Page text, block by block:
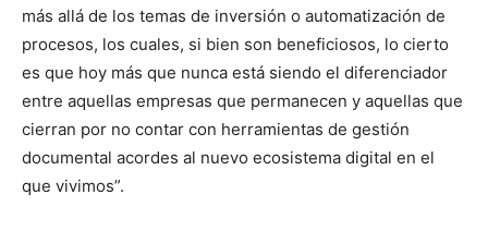
más allá de los temas de inversión o automatización de
procesos, los cuales, si bien son beneficiosos, lo cierto
es que hoy más que nunca está siendo el diferenciador
entre aquellas empresas que permanecen y aquellas que
cierran por no contar con herramientas de gestión
documental acordes al nuevo ecosistema digital en el
que vivimos”.